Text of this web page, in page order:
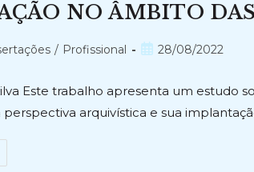
NO ÂMBITO
/ Profissional
Post28/08/2022
Este trabalho apresenta um estudo
perspectiva arquivística e sua